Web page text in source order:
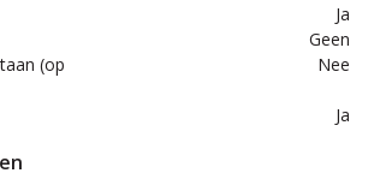
Ja
Geen
(op
Nee
Ja